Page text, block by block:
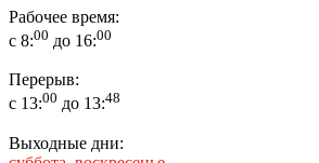
Рабочее время:
с 8:00 до 16:00
Перерыв:
с 13:00 до 13:48
Выходные дни: